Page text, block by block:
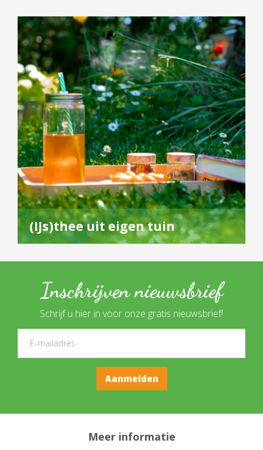
(IJs)thee uit eigen tuin
Inschrijven nieuwsbrief
Schrijf u hier in voor onze gratis nieuwsbrief!
Meer informatie